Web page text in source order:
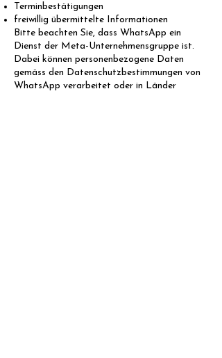
Terminbestätigungen
freiwillig übermittelte Informationen
Bitte beachten Sie, dass WhatsApp ein
Dienst der Meta-Unternehmensgruppe ist.
Dabei können personenbezogene Daten
gemäss den Datenschutzbestimmungen von
WhatsApp verarbeitet oder in Länder